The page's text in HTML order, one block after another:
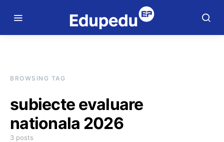
BROWSING TAG
subiecte evaluare
nationala 2026
3 posts